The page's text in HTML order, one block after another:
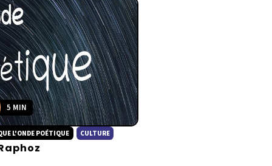
5 MIN
L'ONDE POÉTIQUE CULTURE